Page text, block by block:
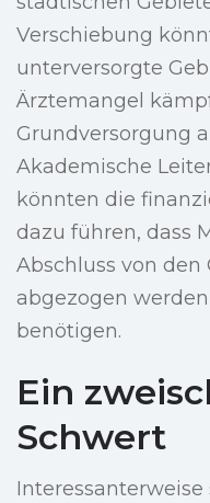
Verschiebung
unterversorgte
Ärztemangel
Grundversorgung
Akademische
könnten die
dazu führen, dass
Abschluss von den
abgezogen
benötigen.
Ein
Schwert